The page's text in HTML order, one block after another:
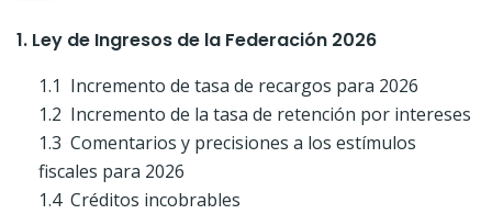
1. Ley de Ingresos de la Federación 2026
1.1 Incremento de tasa de recargos para 2026
1.2 Incremento de la tasa de retención por intereses
1.3 Comentarios y precisiones a los estímulos
fiscales para 2026
1.4 Créditos incobrables